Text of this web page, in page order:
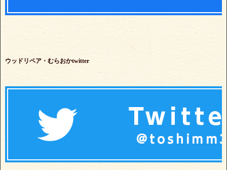
ウッドリペア・むらおかtwitter